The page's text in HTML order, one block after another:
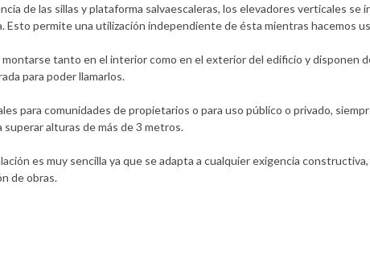
de las sillas y plataforma salvaescaleras, los elevadores verticales se
Esto permite una utilización independiente de ésta mientras hacemos
montarse tanto en el interior como en el exterior del edificio y disponen
para poder llamarlos.
para comunidades de propietarios o para uso público o privado,
superar alturas de más de 3 metros.
es muy sencilla ya que se adapta a cualquier exigencia
de obras.